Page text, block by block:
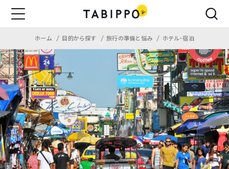
ホーム 目的から探す 旅行の準備と悩み ホテル・宿泊